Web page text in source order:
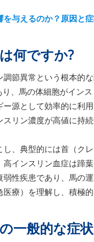
与えるのか？原因と
何ですか?
節異常という根本的
、馬の体細胞がイン
源として効率的に利
リン濃度が高値に持
、典型的には首（ク
インスリン血症は蹄
性疾患であり、馬の
療）を理解し、積極
一般的な症